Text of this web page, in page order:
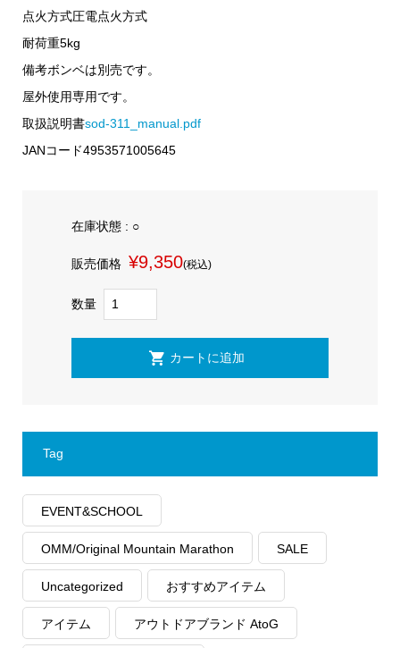
点火方式圧電点火方式
耐荷重5kg
備考ボンベは別売です。
屋外使用専用です。
取扱説明書sod-311_manual.pdf
JANコード4953571005645
在庫状態 : ○
販売価格 ¥9,350(税込)
数量
Tag
EVENT&SCHOOL
OMM/Original Mountain Marathon SALE
Uncategorized おすすめアイテム
アイテム アウトドアブランド AtoG